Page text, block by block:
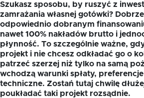
Szukasz sposobu, by ruszyć z
zamrażania własnej gotówki?
odpowiednio dobranym
nawet 100% nakładów brutto i
płynność. To szczególnie ważne,
projekt i nie chcesz odkładać go o
patrzeć szerzej niż tylko na samą
wchodzą warunki spłaty,
techniczne. Zostań tutaj chwilę
poukładać taki projekt rozsądnie.